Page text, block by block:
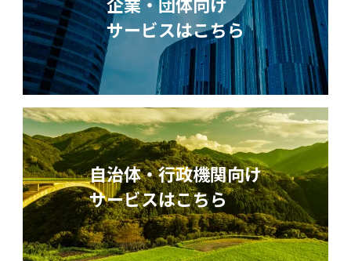
サービスはこちら
自治体・行政機関向け
サービスはこちら